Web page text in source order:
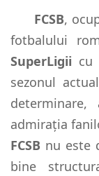
FCSB,
fotbalului
SuperLigii cu
sezonul
admirația
FCSB nu este
bine